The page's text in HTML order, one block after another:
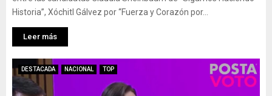
Historia”, Xóchitl Gálvez por “Fuerza y Corazón por...
Leer más
DESTACADA NACIONAL TOP